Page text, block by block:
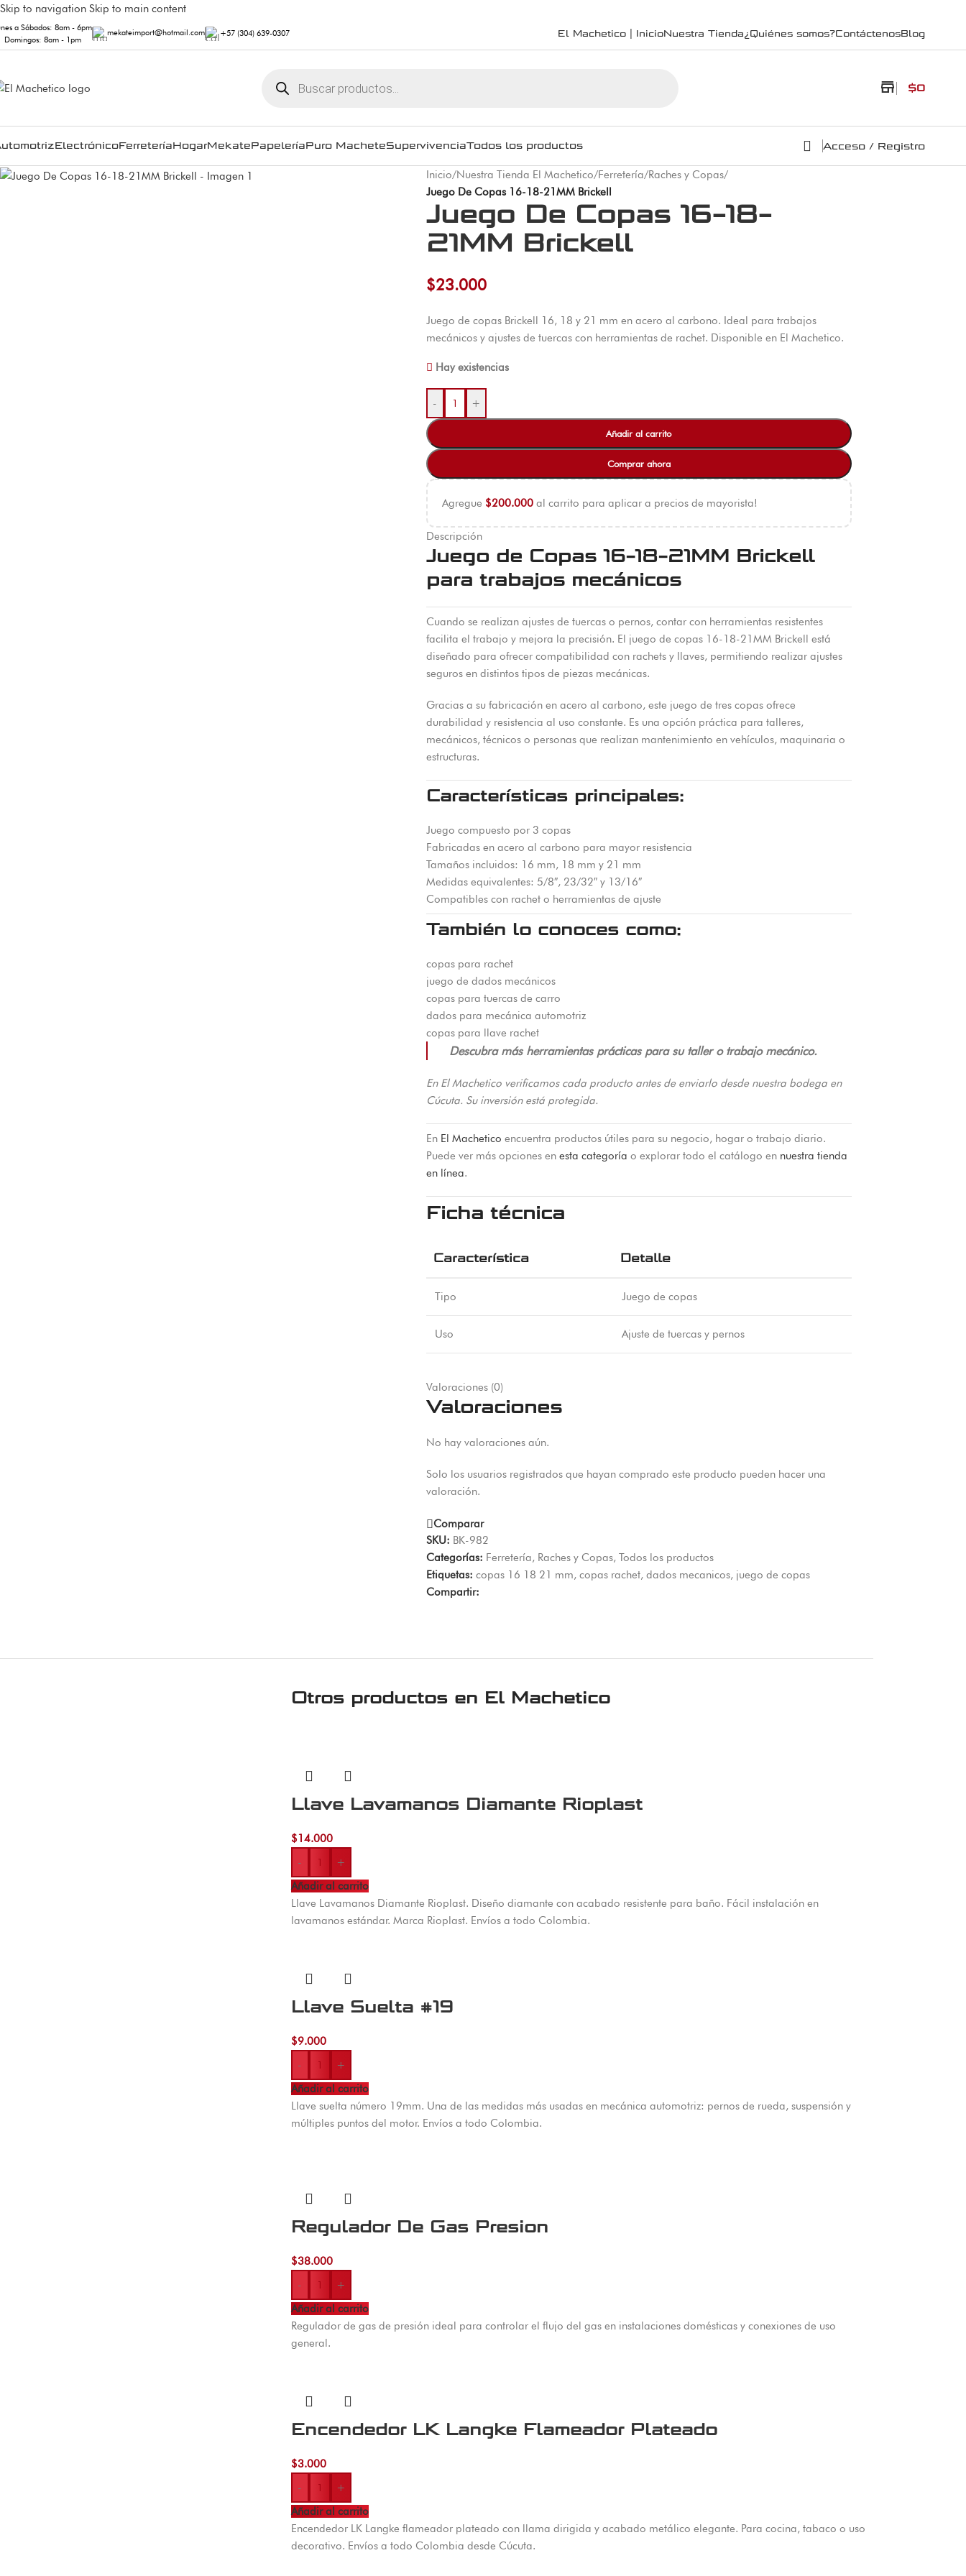
Skip to navigation Skip to main content
a Sábados: 8am - 6pm
Domingos: 8am - 1pm
mekateimport@hotmail.com +57 (304) 639-0307 El Machetico | InicioNuestra Tienda¿Quiénes somos?ContáctenosBlog
store $0
ElectrónicoFerreteríaHogarMekatePapeleríaPuro MacheteSupervivenciaTodos los productos Acceso / Registro
Inicio/Nuestra Tienda El Machetico/Ferretería/Raches y Copas/
Juego De Copas 16-18-21MM Brickell
Juego De Copas 16-18-
21MM Brickell
$23.000
Juego de copas Brickell 16, 18 y 21 mm en acero al carbono. Ideal para trabajos
mecánicos y ajustes de tuercas con herramientas de rachet. Disponible en El Machetico.
Hay existencias
- +
Añadir al carrito
Comprar ahora
Agregue $200.000al carrito para aplicar a precios de mayorista!
Descripción
Juego de Copas 16-18-21MM Brickell
para trabajos mecánicos
Cuando se realizan ajustes de tuercas o pernos, contar con herramientas resistentes
facilita el trabajo y mejora la precisión. El juego de copas 16-18-21MM Brickell está
diseñado para ofrecer compatibilidad con rachets y llaves, permitiendo realizar ajustes
seguros en distintos tipos de piezas mecánicas.
Gracias a su fabricación en acero al carbono, este juego de tres copas ofrece
durabilidad y resistencia al uso constante. Es una opción práctica para talleres,
mecánicos, técnicos o personas que realizan mantenimiento en vehículos, maquinaria o
estructuras.
Características principales:
Juego compuesto por 3 copas
Fabricadas en acero al carbono para mayor resistencia
Tamaños incluidos: 16 mm, 18 mm y 21 mm
Medidas equivalentes: 5/8″, 23/32″ y 13/16″
Compatibles con rachet o herramientas de ajuste
También lo conoces como:
copas para rachet
juego de dados mecánicos
copas para tuercas de carro
dados para mecánica automotriz
copas para llave rachet
Descubra más herramientas prácticas para su taller o trabajo mecánico.
En El Machetico verificamos cada producto antes de enviarlo desde nuestra bodega en
Cúcuta. Su inversión está protegida.
En El Machetico encuentra productos útiles para su negocio, hogar o trabajo diario.
Puede ver más opciones en esta categoría o explorar todo el catálogo en nuestra tienda
en línea.
Ficha técnica
Característica Detalle
Tipo Juego de copas
Uso Ajuste de tuercas y pernos
Valoraciones (0)
Valoraciones
No hay valoraciones aún.
Solo los usuarios registrados que hayan comprado este producto pueden hacer una
valoración.
Comparar
SKU: BK-982
Categorías: Ferretería, Raches y Copas, Todos los productos
Etiquetas: copas 16 18 21 mm, copas rachet, dados mecanicos, juego de copas
Compartir:
Otros productos en El Machetico
Llave Lavamanos Diamante Rioplast
$14.000
-
+
Añadir al carrito
Llave Lavamanos Diamante Rioplast. Diseño diamante con acabado resistente para baño. Fácil instalación en
lavamanos estándar. Marca Rioplast. Envíos a todo Colombia.
Llave Suelta #19
$9.000
-
+
Añadir al carrito
Llave suelta número 19mm. Una de las medidas más usadas en mecánica automotriz: pernos de rueda, suspensión y
múltiples puntos del motor. Envíos a todo Colombia.
Regulador De Gas Presion
$38.000
-
+
Añadir al carrito
Regulador de gas de presión ideal para controlar el flujo del gas en instalaciones domésticas y conexiones de uso
general.
Encendedor LK Langke Flameador Plateado
$3.000
-
+
Añadir al carrito
Encendedor LK Langke flameador plateado con llama dirigida y acabado metálico elegante. Para cocina, tabaco o uso
decorativo. Envíos a todo Colombia desde Cúcuta.